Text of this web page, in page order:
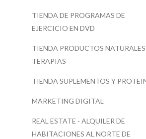
TIENDA DE PROGRAMAS DE
EJERCICIO EN DVD
TIENDA PRODUCTOS
TERAPIAS
TIENDA SUPLEMENTOS Y
MARKETING DIGITAL
REAL ESTATE - ALQUILER DE
HABITACIONES AL NORTE DE